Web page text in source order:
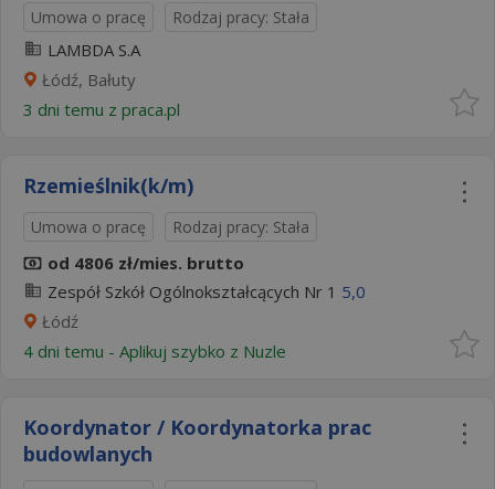
Umowa o pracę Rodzaj pracy: Stała
LAMBDA S.A
Łódź, Bałuty
3 dni temu z praca.pl
Rzemieślnik(k/m)
Umowa o pracę Rodzaj pracy: Stała
od 4806 zł/mies. brutto
Zespół Szkół Ogólnokształcących Nr 1 5,0
Łódź
4 dni temu - Aplikuj szybko z Nuzle
Koordynator / Koordynatorka prac
budowlanych